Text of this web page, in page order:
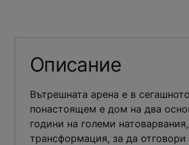
Описание
Вътрешната арена е в
понастоящем е дом на два
години на големи
трансформация, за да